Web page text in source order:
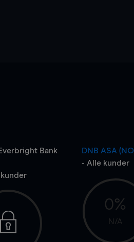
Bank
DNB ASA
- Alle kunder
0%
N/A